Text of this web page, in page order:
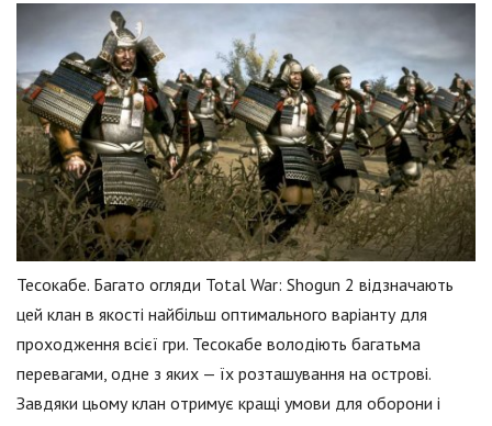
Тесокабе. Багато огляди Total War: Shogun 2 відзначають
цей клан в якості найбільш оптимального варіанту для
проходження всієї гри. Тесокабе володіють багатьма
перевагами, одне з яких — їх розташування на острові.
Завдяки цьому клан отримує кращі умови для оборони і